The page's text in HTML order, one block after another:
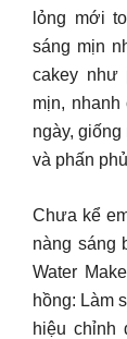
lỏng mới
sáng mịn
cakey như
mịn,
ngày,
và phấn
Chưa kể
nàng sáng
Water
hồng: Làm
hiệu chỉnh